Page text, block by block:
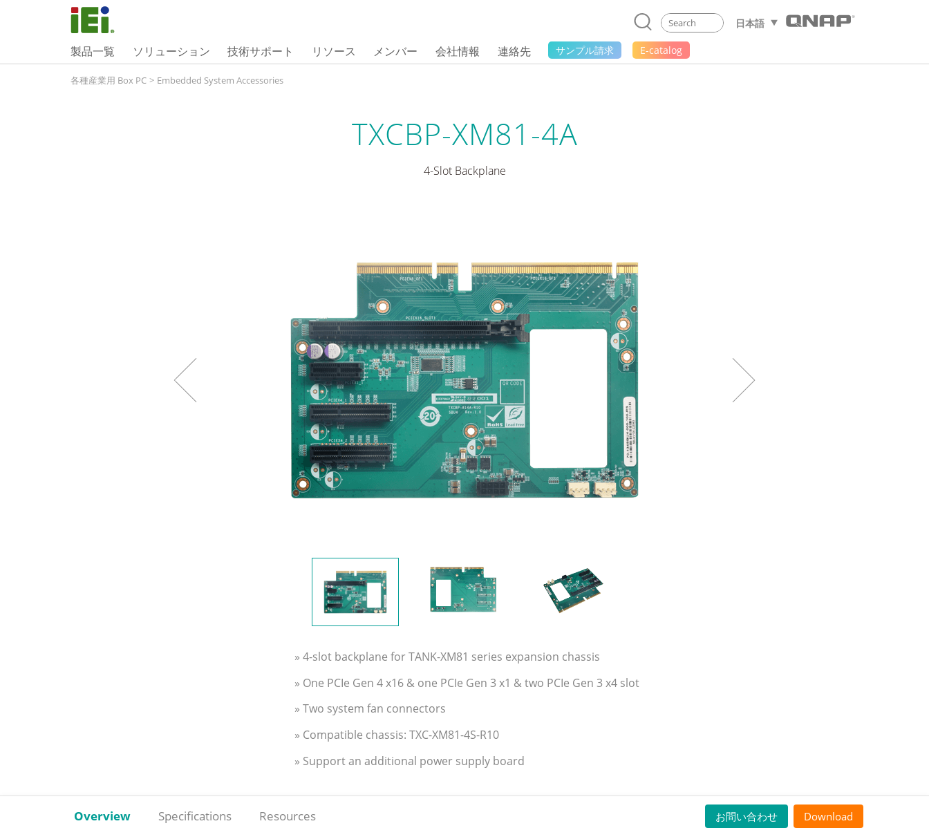
日本語
製品一覧 ソリューション 技術サポート リソース メンバー 会社情報 連絡先 サンプル請求 E-catalog
各種産業用 Box PC > Embedded System Accessories
TXCBP-XM81-4A
4-Slot Backplane
» 4-slot backplane for TANK-XM81 series expansion chassis
» One PCIe Gen 4 x16 & one PCIe Gen 3 x1 & two PCIe Gen 3 x4 slot
» Two system fan connectors
» Compatible chassis: TXC-XM81-4S-R10
» Support an additional power supply board
Overview Specifications Resources お問い合わせ Download